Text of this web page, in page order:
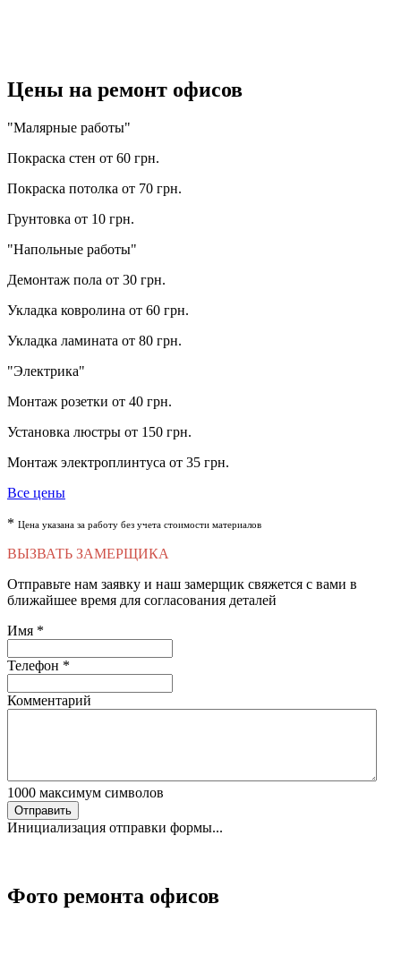
Цены на ремонт офисов
"Малярные работы"
Покраска стен от 60 грн.
Покраска потолка от 70 грн.
Грунтовка от 10 грн.
"Напольные работы"
Демонтаж пола от 30 грн.
Укладка ковролина от 60 грн.
Укладка ламината от 80 грн.
"Электрика"
Монтаж розетки от 40 грн.
Установка люстры от 150 грн.
Монтаж электроплинтуса от 35 грн.
Все цены
* Цена указана за работу без учета стоимости материалов
ВЫЗВАТЬ ЗАМЕРЩИКА
Отправьте нам заявку и наш замерщик свяжется с вами в
ближайшее время для согласования деталей
Имя *
Телефон *
Комментарий
1000 максимум символов
Отправить
Инициализация отправки формы...
Фото ремонта офисов